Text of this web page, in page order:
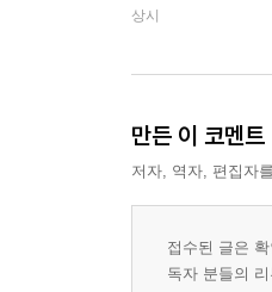
상시
만든 이 코멘트
저자, 역자, 편집자
접수된 글은
독자 분들의